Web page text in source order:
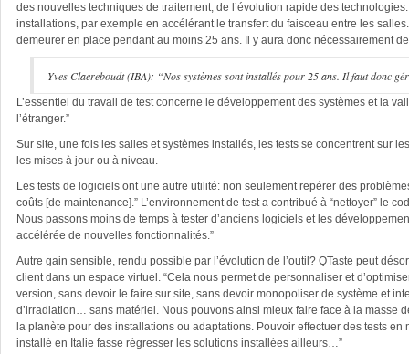
des nouvelles techniques de traitement, de l’évolution rapide des
installations, par exemple en accélérant le transfert du faisceau entre les
demeurer en place pendant au moins 25 ans. Il y aura donc nécessairement
Yves Claereboudt (IBA): “Nos systèmes sont installés pour 25 ans. Il faut donc
L’essentiel du travail de test concerne le développement des systèmes et la
l’étranger.”
Sur site, une fois les salles et systèmes installés, les tests se concentrent sur
les mises à jour ou à niveau.
Les tests de logiciels ont une autre utilité: non seulement repérer des
coûts [de maintenance].” L’environnement de test a contribué à “nettoyer” le
Nous passons moins de temps à tester d’anciens logiciels et les
accélérée de nouvelles fonctionnalités.”
Autre gain sensible, rendu possible par l’évolution de l’outil? QTaste peut
client dans un espace virtuel. “Cela nous permet de personnaliser et
version, sans devoir le faire sur site, sans devoir monopoliser de système et
d’irradiation… sans matériel. Nous pouvons ainsi mieux faire face à la masse
la planète pour des installations ou adaptations. Pouvoir effectuer des tests
installé en Italie fasse régresser les solutions installées ailleurs…”